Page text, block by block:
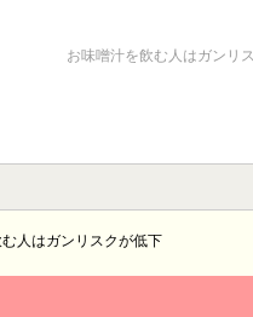
お味噌汁を飲む人はガンリ
人はガンリスクが低下